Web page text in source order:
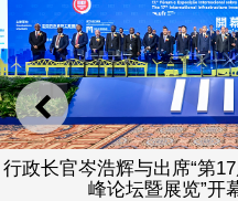
上一则
行政长官岑浩辉与出席“第
峰论坛暨展览”开